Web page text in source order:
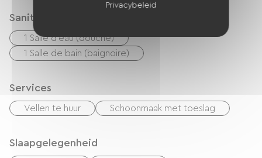
Sanitair
1 Salle d'eau (douche)
1 Salle de bain (baignoire)
Services
Vellen te huur Schoonmaak met toeslag
Slaapgelegenheid
Privacybeleid